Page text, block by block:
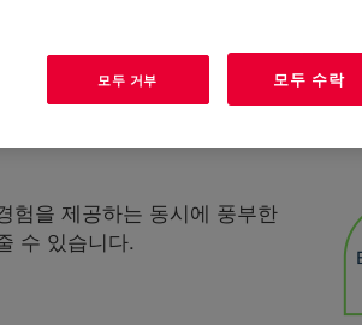
험을 제공하는 동시에 풍부한
수 있습니다.
모두 거부 모두 수락